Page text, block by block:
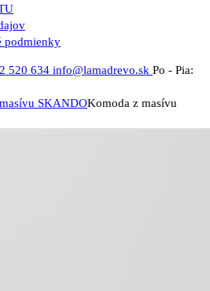
podmienky
520 634 info@lamadrevo.sk Po - Pia:
SKANDOKomoda z masívu